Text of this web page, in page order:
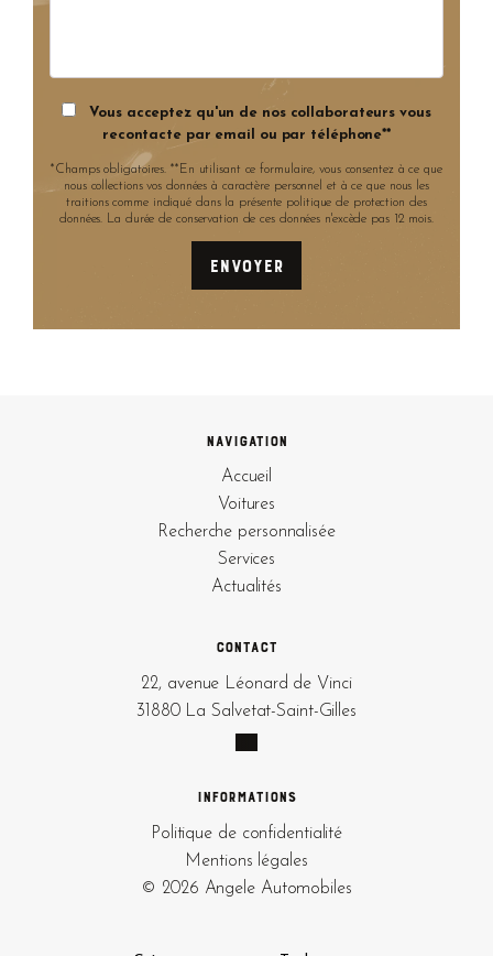
Vous acceptez qu'un de nos collaborateurs vous
recontacte par email ou par téléphone**
*Champs obligatoires. **En utilisant ce formulaire, vous consentez à ce que
nous collections vos données à caractère personnel et à ce que nous les
traitions comme indiqué dans la présente politique de protection des
données. La durée de conservation de ces données n'excède pas 12 mois.
Navigation
Accueil
Voitures
Recherche personnalisée
Services
Actualités
Contact
22, avenue Léonard de Vinci
31880 La Salvetat-Saint-Gilles
Informations
Politique de confidentialité
Mentions légales
© 2026 Angele Automobiles